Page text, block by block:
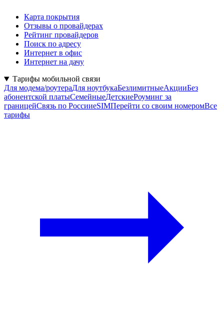
Карта покрытия
Отзывы о провайдерах
Рейтинг провайдеров
Поиск по адресу
Интернет в офис
Интернет на дачу
Тарифы мобильной связи
Для модема/роутераДля ноутбукаБезлимитныеАкцииБез
абонентской платыСемейныеДетскиеРоуминг за
границейСвязь по РоссииeSIMПерейти со своим номеромВсе
тарифы